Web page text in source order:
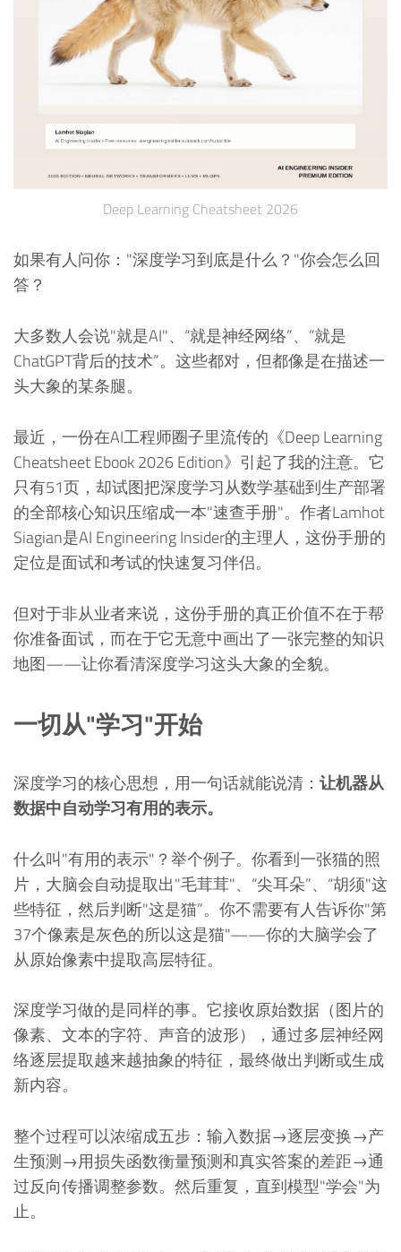
Deep Learning Cheatsheet 2026
如果有人问你："深度学习到底是什么？"你会怎么回
答？
大多数人会说"就是AI"、“就是神经网络”、“就是
ChatGPT背后的技术”。这些都对，但都像是在描述一
头大象的某条腿。
最近，一份在AI工程师圈子里流传的《Deep Learning
Cheatsheet Ebook 2026 Edition》引起了我的注意。它
只有51页，却试图把深度学习从数学基础到生产部署
的全部核心知识压缩成一本"速查手册"。作者Lamhot
Siagian是AI Engineering Insider的主理人，这份手册的
定位是面试和考试的快速复习伴侣。
但对于非从业者来说，这份手册的真正价值不在于帮
你准备面试，而在于它无意中画出了一张完整的知识
地图——让你看清深度学习这头大象的全貌。
一切从"学习"开始
深度学习的核心思想，用一句话就能说清： 让机器从
数据中自动学习有用的表示。
什么叫"有用的表示"？举个例子。你看到一张猫的照
片，大脑会自动提取出"毛茸茸"、“尖耳朵”、“胡须"这
些特征，然后判断"这是猫”。你不需要有人告诉你"第
37个像素是灰色的所以这是猫"——你的大脑学会了
从原始像素中提取高层特征。
深度学习做的是同样的事。它接收原始数据（图片的
像素、文本的字符、声音的波形），通过多层神经网
络逐层提取越来越抽象的特征，最终做出判断或生成
新内容。
整个过程可以浓缩成五步：输入数据→逐层变换→产
生预测→用损失函数衡量预测和真实答案的差距→通
过反向传播调整参数。然后重复，直到模型"学会"为
止。